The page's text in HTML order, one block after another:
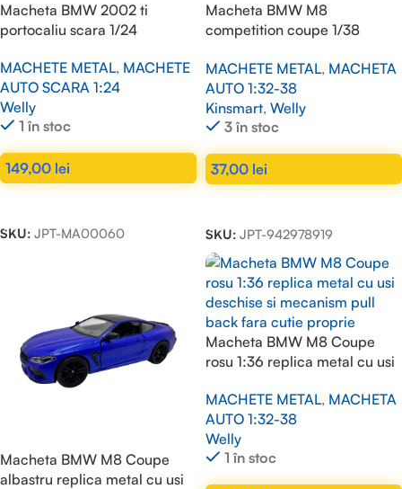
Macheta BMW 2002 ti
portocaliu scara 1/24
MACHETE METAL, MACHETE
AUTO SCARA 1:24
Welly
1 în stoc
149,00 lei
SKU: JPT-MA00060
Macheta BMW M8
competition coupe 1/38
MACHETE METAL, MACHETA
AUTO 1:32-38
Kinsmart, Welly
3 în stoc
37,00 lei
SKU: JPT-942978919
Macheta BMW M8 Coupe
albastru replica metal cu usi
Macheta BMW M8 Coupe
rosu 1:36 replica metal cu usi
back fara cutie proprie
MACHETE METAL, MACHETA
AUTO 1:32-38
Welly
1 în stoc